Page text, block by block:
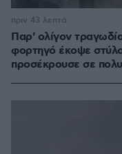
Παρ' ολίγον
φορτηγό έκοψε
προσέκρουσε σε
πριν 43 λεπτά